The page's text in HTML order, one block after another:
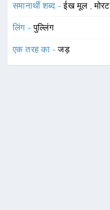
समानार्थी शब्द -ईख मूल ,मोरट
लिंग -पुल्लिंग
एक तरह का -जड़